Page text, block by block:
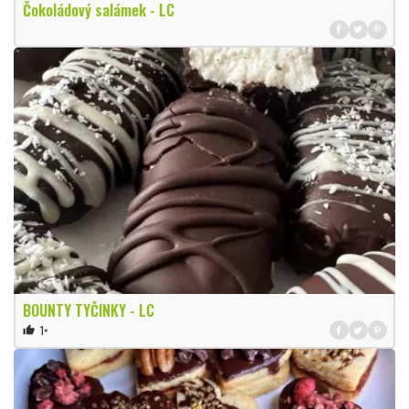
Čokoládový salámek - LC
BOUNTY TYČINKY - LC
thumb_up 1×